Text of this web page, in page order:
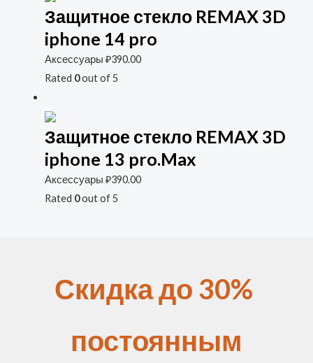
Защитное стекло REMAX 3D
iphone 14 pro
Аксессуары ₽390.00
Rated 0out of 5
Защитное стекло REMAX 3D
iphone 13 pro.Max
Аксессуары ₽390.00
Rated 0out of 5
Скидка до 30%
постоянным